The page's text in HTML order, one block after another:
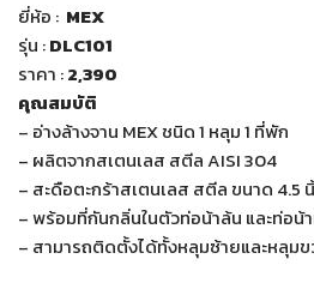
ยี่ห้อ : MEX
รุ่น :DLC101
ราคา :2,390
คุณสมบัติ
– อ่างล้างจาน MEX ชนิด 1 หลุม 1 ที่พัก
– ผลิตจากสเตนเลส สตีล AISI 304
– สะดือตะกร้าสเตนเลส สตีล ขนาด 4.5
– พร้อมที่กันกลิ่นในตัวท่อน้าล้น และท่อน้
– สามารถติดตั้งได้ทั้งหลุมซ้ายและหลุมข